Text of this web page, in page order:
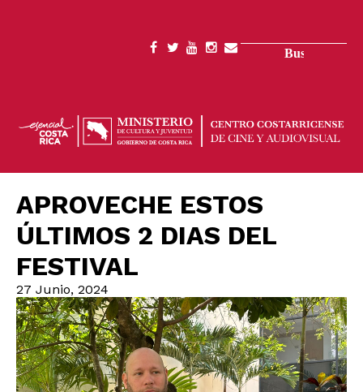
SOCIAL
APROVECHE ESTOS
ÚLTIMOS 2 DIAS DEL
FESTIVAL
27 Junio, 2024